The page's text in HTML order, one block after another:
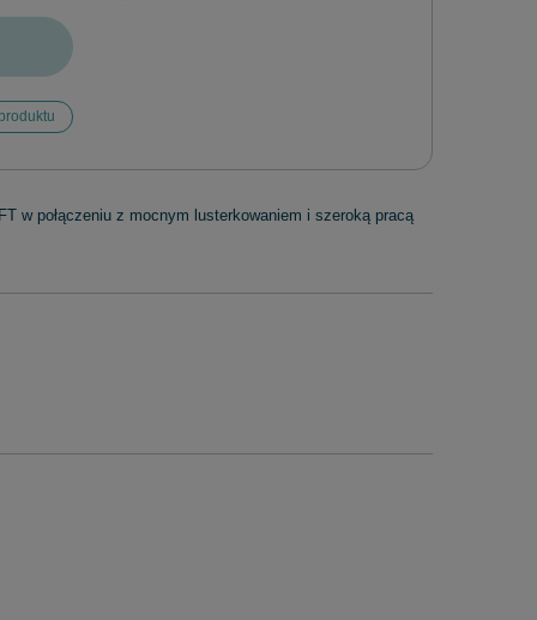
w połączeniu z mocnym lusterkowaniem i szeroką pracą